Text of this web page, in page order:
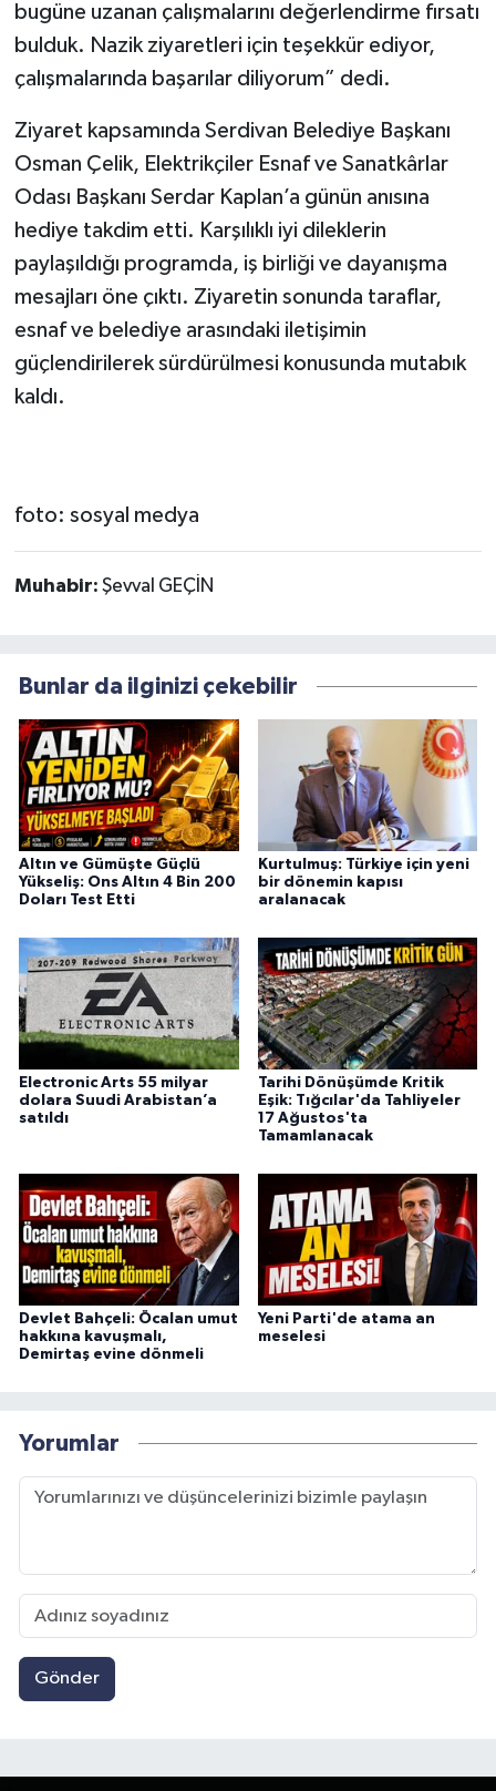
bugüne uzanan çalışmalarını değerlendirme fırsatı
bulduk. Nazik ziyaretleri için teşekkür ediyor,
çalışmalarında başarılar diliyorum” dedi.
Ziyaret kapsamında Serdivan Belediye Başkanı
Osman Çelik, Elektrikçiler Esnaf ve Sanatkârlar
Odası Başkanı Serdar Kaplan’a günün anısına
hediye takdim etti. Karşılıklı iyi dileklerin
paylaşıldığı programda, iş birliği ve dayanışma
mesajları öne çıktı. Ziyaretin sonunda taraflar,
esnaf ve belediye arasındaki iletişimin
güçlendirilerek sürdürülmesi konusunda mutabık
kaldı.
foto: sosyal medya
Muhabir: Şevval GEÇİN
Bunlar da ilginizi çekebilir
Altın ve Gümüşte Güçlü
Yükseliş: Ons Altın 4 Bin 200
Doları Test Etti
Kurtulmuş: Türkiye için yeni
bir dönemin kapısı
aralanacak
Electronic Arts 55 milyar
dolara Suudi Arabistan’a
satıldı
Tarihi Dönüşümde Kritik
Eşik: Tığcılar'da Tahliyeler
17 Ağustos'ta
Tamamlanacak
Devlet Bahçeli: Öcalan umut
hakkına kavuşmalı,
Demirtaş evine dönmeli
Yeni Parti'de atama an
meselesi
Yorumlar
Gönder